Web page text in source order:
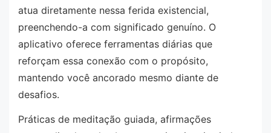
atua diretamente nessa ferida existencial,
preenchendo-a com significado genuíno. O
aplicativo oferece ferramentas diárias que
reforçam essa conexão com o propósito,
mantendo você ancorado mesmo diante de
desafios.
Práticas de meditação guiada, afirmações